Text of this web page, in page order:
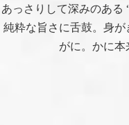
あっさりして深みのある
純粋な旨さに舌鼓。身
がに。かに本